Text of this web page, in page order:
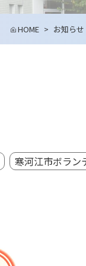
HOME お知らせ
寒河江市ボラン